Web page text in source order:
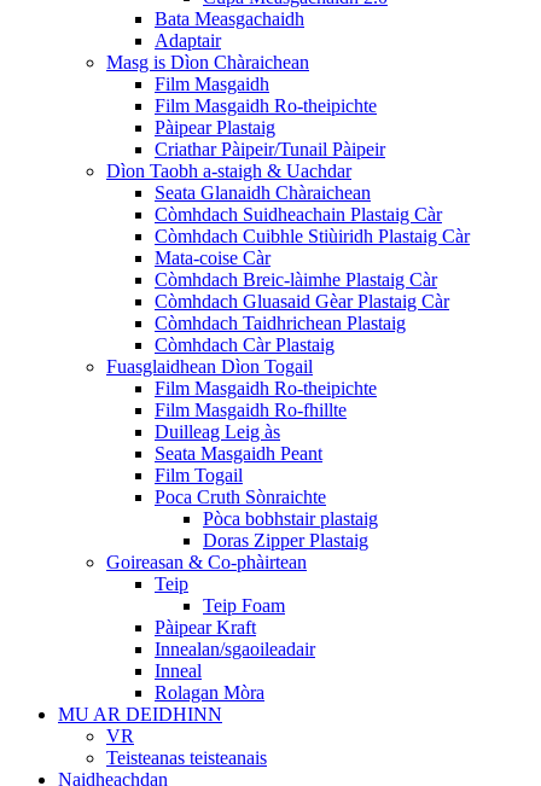
Bata Measgachaidh
Adaptair
Masg is Dìon Chàraichean
Film Masgaidh
Film Masgaidh Ro-theipichte
Pàipear Plastaig
Criathar Pàipeir/Tunail Pàipeir
Dìon Taobh a-staigh & Uachdar
Seata Glanaidh Chàraichean
Còmhdach Suidheachain Plastaig Càr
Còmhdach Cuibhle Stiùiridh Plastaig Càr
Mata-coise Càr
Còmhdach Breic-làimhe Plastaig Càr
Còmhdach Gluasaid Gèar Plastaig Càr
Còmhdach Taidhrichean Plastaig
Còmhdach Càr Plastaig
Fuasglaidhean Dìon Togail
Film Masgaidh Ro-theipichte
Film Masgaidh Ro-fhillte
Duilleag Leig às
Seata Masgaidh Peant
Film Togail
Poca Cruth Sònraichte
Pòca bobhstair plastaig
Doras Zipper Plastaig
Goireasan & Co-phàirtean
Teip
Teip Foam
Pàipear Kraft
Innealan/sgaoileadair
Inneal
Rolagan Mòra
MU AR DEIDHINN
VR
Teisteanas teisteanais
Naidheachdan